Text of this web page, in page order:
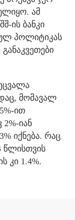
ამ
ის ბანკი
პოლიტიკას
მომავალ
ით
2%-იან
იქნება. რაც
წლისთვის
კი 1.4%.